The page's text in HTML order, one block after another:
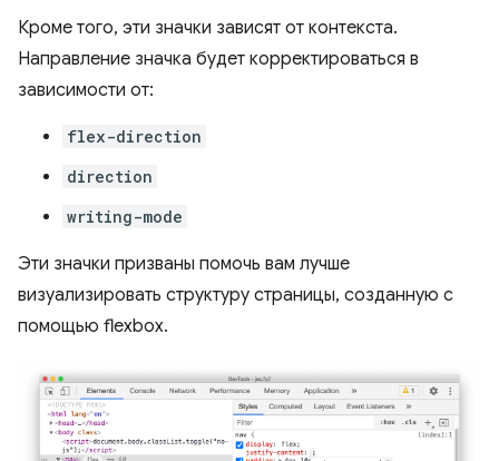
Кроме того, эти значки зависят от контекста.
Направление значка будет корректироваться в
зависимости от:
flex-direction
direction
writing-mode
Эти значки призваны помочь вам лучше
визуализировать структуру страницы, созданную с
помощью flexbox.